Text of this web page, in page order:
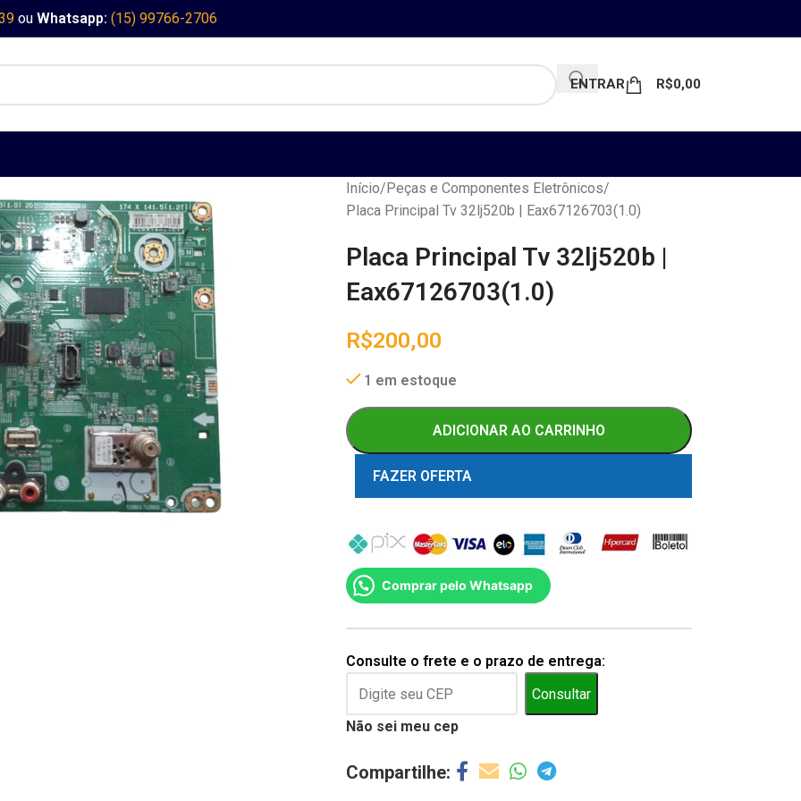
ou Whatsapp: (15) 99766-2706
ENTRAR R$0,00
Início Peças e Componentes Eletrônicos
Placa Principal Tv 32lj520b | Eax67126703(1.0)
Placa Principal Tv 32lj520b |
Eax67126703(1.0)
R$200,00
1 em estoque
ADICIONAR AO CARRINHO
FAZER OFERTA
Comprar pelo Whatsapp
Consulte o frete e o prazo de entrega:
Consultar
Não sei meu cep